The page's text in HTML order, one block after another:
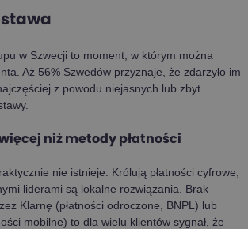
w Szwecji to moment, w którym można
Aż 56% Szwedów przyznaje, że zdarzyło im
z powodu niejasnych lub zbyt
niż metody płatności
nie istnieje. Królują płatności cyfrowe,
liderami są lokalne rozwiązania. Brak
Klarnę (płatności odroczone, BNPL) lub
mobilne) to dla wielu klientów sygnał, że